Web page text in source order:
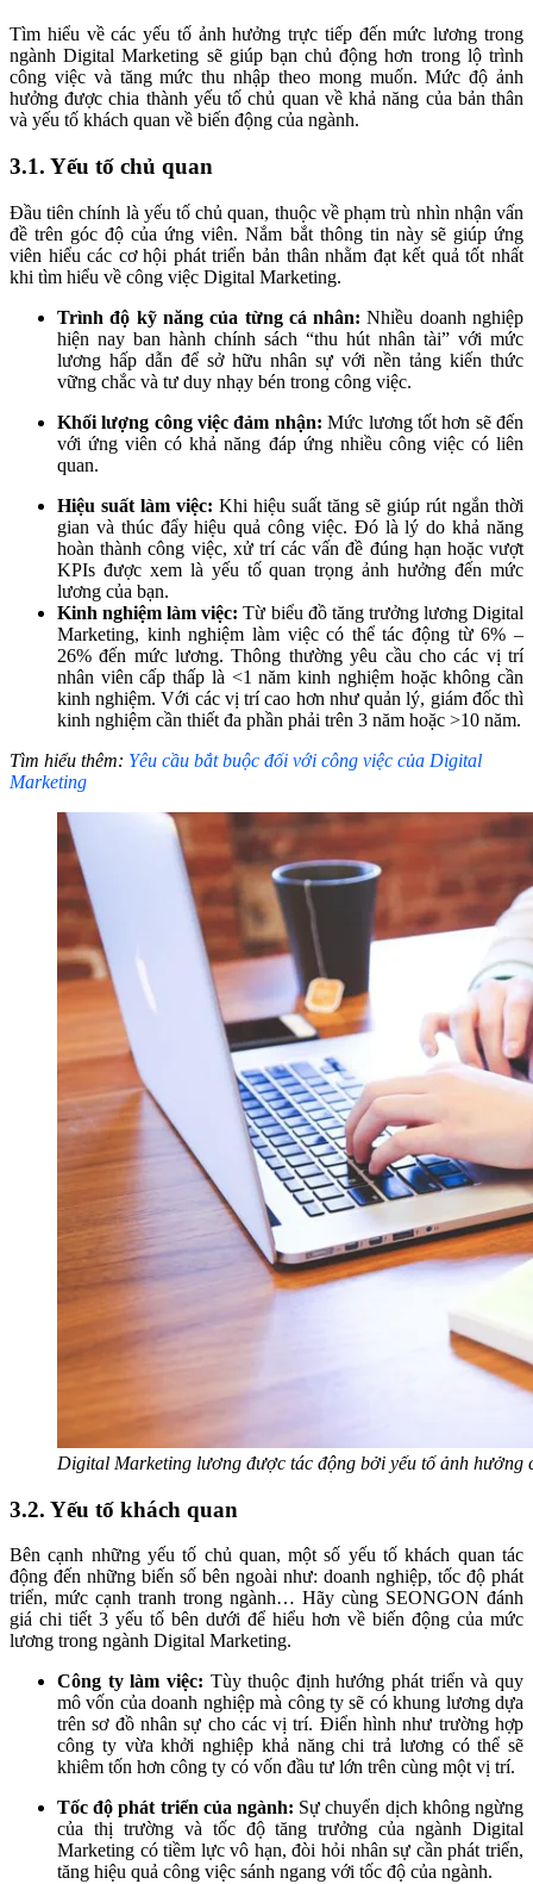
Tìm hiểu về các yếu tố ảnh hưởng trực tiếp đến mức lương trong
ngành Digital Marketing sẽ giúp bạn chủ động hơn trong lộ trình
công việc và tăng mức thu nhập theo mong muốn. Mức độ ảnh
hưởng được chia thành yếu tố chủ quan về khả năng của bản thân
và yếu tố khách quan về biến động của ngành.
3.1. Yếu tố chủ quan
Đầu tiên chính là yếu tố chủ quan, thuộc về phạm trù nhìn nhận vấn
đề trên góc độ của ứng viên. Nắm bắt thông tin này sẽ giúp ứng
viên hiểu các cơ hội phát triển bản thân nhằm đạt kết quả tốt nhất
khi tìm hiểu về công việc Digital Marketing.
Trình độ kỹ năng của từng cá nhân:Nhiều doanh nghiệp
hiện nay ban hành chính sách “thu hút nhân tài” với mức
lương hấp dẫn để sở hữu nhân sự với nền tảng kiến thức
vững chắc và tư duy nhạy bén trong công việc.
Khối lượng công việc đảm nhận:Mức lương tốt hơn sẽ đến
với ứng viên có khả năng đáp ứng nhiều công việc có liên
quan.
Hiệu suất làm việc: Khi hiệu suất tăng sẽ giúp rút ngắn thời
gian và thúc đẩy hiệu quả công việc. Đó là lý do khả năng
hoàn thành công việc, xử trí các vấn đề đúng hạn hoặc vượt
KPIs được xem là yếu tố quan trọng ảnh hưởng đến mức
lương của bạn.
Kinh nghiệm làm việc:Từ biểu đồ tăng trưởng lương Digital
Marketing, kinh nghiệm làm việc có thể tác động từ 6% –
26% đến mức lương. Thông thường yêu cầu cho các vị trí
nhân viên cấp thấp là <1 năm kinh nghiệm hoặc không cần
kinh nghiệm. Với các vị trí cao hơn như quản lý, giám đốc thì
kinh nghiệm cần thiết đa phần phải trên 3 năm hoặc >10 năm.
Tìm hiểu thêm: Yêu cầu bắt buộc đối với công việc của Digital
Marketing
Digital Marketing lương được tác động bởi yếu tố ảnh hưởng
3.2. Yếu tố khách quan
Bên cạnh những yếu tố chủ quan, một số yếu tố khách quan tác
động đến những biến số bên ngoài như: doanh nghiệp, tốc độ phát
triển, mức cạnh tranh trong ngành… Hãy cùng SEONGON đánh
giá chi tiết 3 yếu tố bên dưới để hiểu hơn về biến động của mức
lương trong ngành Digital Marketing.
Công ty làm việc: Tùy thuộc định hướng phát triển và quy
mô vốn của doanh nghiệp mà công ty sẽ có khung lương dựa
trên sơ đồ nhân sự cho các vị trí. Điển hình như trường hợp
công ty vừa khởi nghiệp khả năng chi trả lương có thể sẽ
khiêm tốn hơn công ty có vốn đầu tư lớn trên cùng một vị trí.
Tốc độ phát triển của ngành: Sự chuyển dịch không ngừng
của thị trường và tốc độ tăng trưởng của ngành Digital
Marketing có tiềm lực vô hạn, đòi hỏi nhân sự cần phát triển,
tăng hiệu quả công việc sánh ngang với tốc độ của ngành.